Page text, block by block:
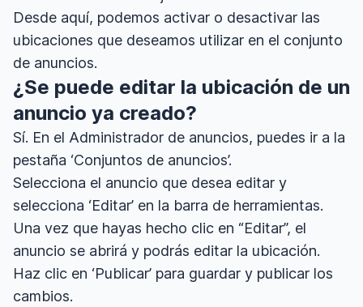
Desde aquí, podemos activar o desactivar las
ubicaciones que deseamos utilizar en el conjunto
de anuncios.
¿Se puede editar la ubicación de un
anuncio ya creado?
Sí. En el Administrador de anuncios, puedes ir a la
pestaña ‘Conjuntos de anuncios’.
Selecciona el anuncio que desea editar y
selecciona ‘Editar’ en la barra de herramientas.
Una vez que hayas hecho clic en “Editar”, el
anuncio se abrirá y podrás editar la ubicación.
Haz clic en ‘Publicar’ para guardar y publicar los
cambios.